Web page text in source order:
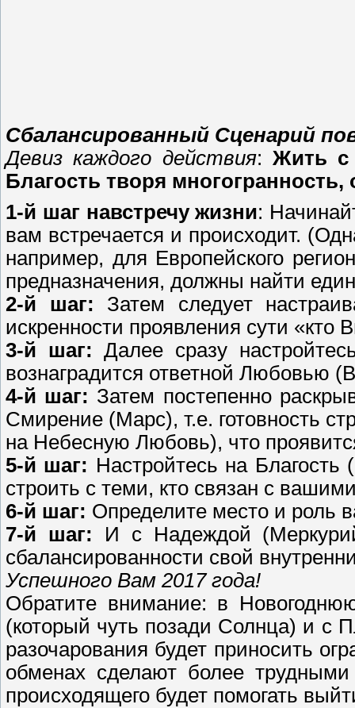
Сбалансированный Сценарий
Девиз каждого действия: Жить с
Благость творя
1-й шаг навстречу жизни:
вам встречается и происходит.
например, для Европейского
предназначения, должны найти
2-й шаг: Затем следует
искренности проявления сути
3-й шаг:Далее сразу
вознаградится ответной Любовью
4-й шаг: Затем постепенно
Смирение (Марс), т.е. готовность
на Небесную Любовь), что
5-й шаг: Настройтесь на Благость
строить с теми, кто связан с
6-й шаг: Определите место и роль
7-й шаг: И с Надеждой
сбалансированности свой
Успешного Вам 2017 года!
Обратите внимание: в
(который чуть позади Солнца) и с
разочарования будет приносить
обменах сделают более
происходящего будет помогать